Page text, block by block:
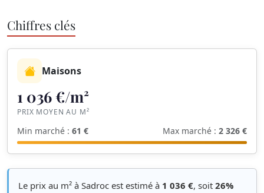
Chiffres clés
Maisons
1 036 €/m²
PRIX MOYEN AU M²
Min marché : 61 € Max marché : 2 326 €
Le prix au m² à Sadroc est estimé à 1 036 €, soit 26%